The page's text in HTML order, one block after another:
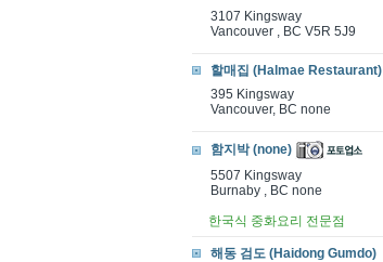
3107 Kingsway
Vancouver , BC V5R 5J9
할매집 (Halmae Restaurant)
395 Kingsway
Vancouver, BC none
함지박 (none)
5507 Kingsway
Burnaby , BC none
한국식 중화요리 전문점
해동 검도 (Haidong Gumdo)